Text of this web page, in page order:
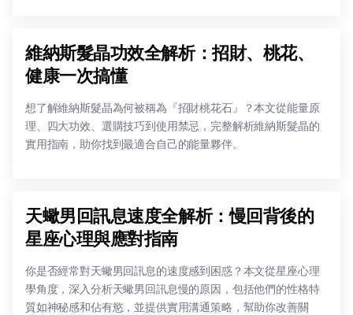
維納斯髮晶功效全解析：招財、桃花、
健康一次搞懂
想了解維納斯髮晶為何被稱為『招財桃花石』？本文從能量原
理、四大功效、選購技巧到使用禁忌，完整解析維納斯髮晶的
實用指南，助你找到最適合自己的能量夥伴。
天蠍男回訊息速度全解析：慢回背後的
星座心理與應對指南
你是否經常對天蠍男回訊息的速度感到困惑？本文從星座心理
學角度，深入分析天蠍男回訊息慢的原因，包括他們的性格特
質如神秘感和佔有慾，並提供實用溝通策略，幫助你改善關